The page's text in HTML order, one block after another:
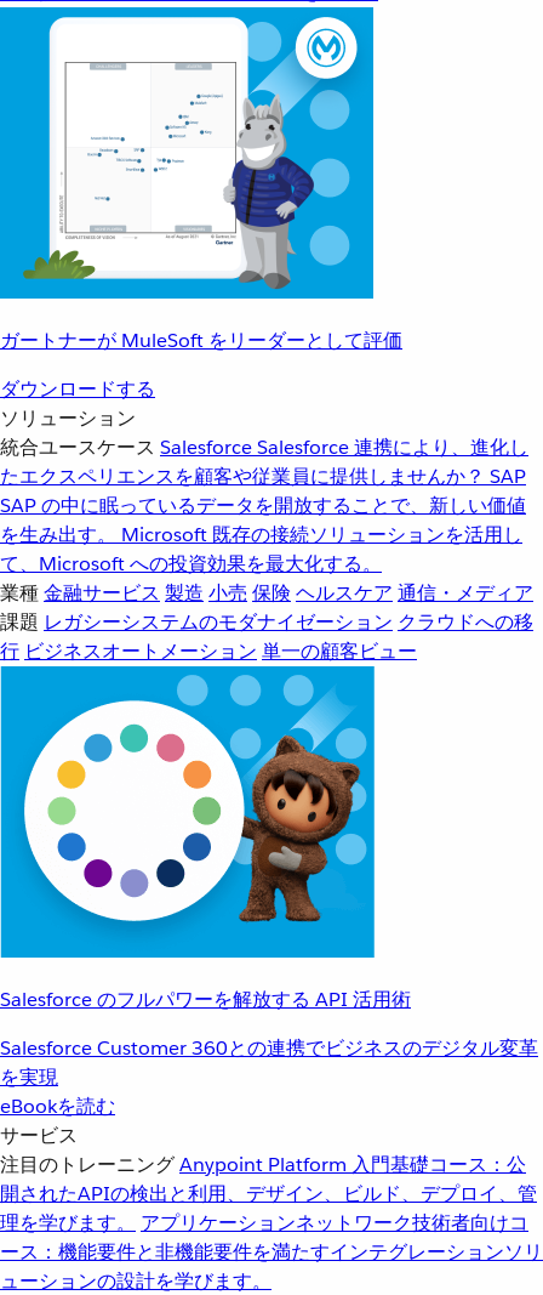
ガートナーが MuleSoft をリーダーとして評価
ダウンロードする
ソリューション
統合ユースケース SalesforceSalesforce 連携により、進化し
たエクスペリエンスを顧客や従業員に提供しませんか？ SAP
SAP の中に眠っているデータを開放することで、新しい価値
を生み出す。
Microsoft 既存の接続ソリューションを活用し
て、Microsoft への投資効果を最大化する。
業種金融サービス 製造 小売 保険 ヘルスケア 通信・メディア
課題 レガシーシステムのモダナイゼーション クラウドへの移
行 ビジネスオートメーション 単一の顧客ビュー
Salesforce のフルパワーを解放する API 活用術
Salesforce Customer 360との連携でビジネスのデジタル変革
を実現
eBookを読む
サービス
注目のトレーニングAnypoint Platform 入門基礎コース：公
開されたAPIの検出と利用、デザイン、ビルド、デプロイ、管
理を学びます。
アプリケーションネットワーク技術者向けコ
ース：機能要件と非機能要件を満たすインテグレーションソリ
ューションの設計を学びます。